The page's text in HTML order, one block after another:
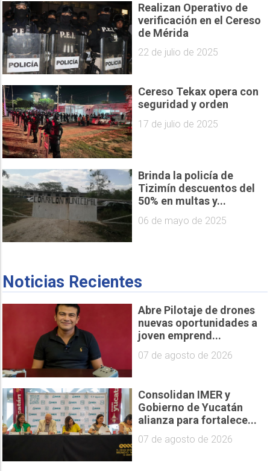
Realizan Operativo de
verificación en el Cereso
de Mérida
22 de julio de 2025
Cereso Tekax opera con
seguridad y orden
17 de julio de 2025
Brinda la policía de
Tizimín descuentos del
50% en multas y...
06 de mayo de 2025
Noticias Recientes
Abre Pilotaje de drones
nuevas oportunidades a
joven emprend...
07 de agosto de 2026
Consolidan IMER y
Gobierno de Yucatán
alianza para fortalece...
07 de agosto de 2026